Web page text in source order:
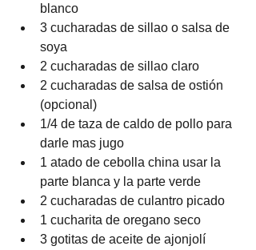
blanco
3 cucharadas de sillao o salsa de
soya
2 cucharadas de sillao claro
2 cucharadas de salsa de ostión
(opcional)
1/4 de taza de caldo de pollo para
darle mas jugo
1 atado de cebolla china usar la
parte blanca y la parte verde
2 cucharadas de culantro picado
1 cucharita de oregano seco
3 gotitas de aceite de ajonjolí